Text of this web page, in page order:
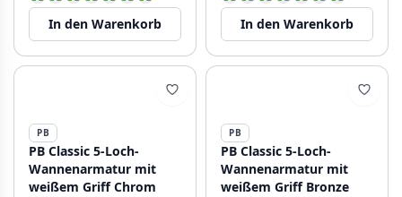
In den Warenkorb In den Warenkorb
PB
PB Classic 5-Loch-
Wannenarmatur mit
weißem Griff Chrom
PB
PB Classic 5-Loch-
Wannenarmatur mit
weißem Griff Bronze